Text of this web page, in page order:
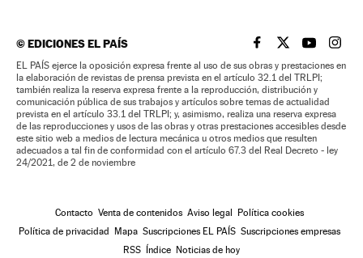
©EDICIONES EL PAÍS EL PAÍS BRASIL EN
EL PAÍSEL PAÍS
EL
EL PAÍS ejerce la oposición expresa frente al uso de sus obras y prestaciones en
la elaboración de revistas de prensa prevista en el artículo 32.1 del TRLPI;
también realiza la reserva expresa frente a la reproducción, distribución y
comunicación pública de sus trabajos y artículos sobre temas de actualidad
prevista en el artículo 33.1 del TRLPI; y, asimismo, realiza una reserva expresa
de las reproducciones y usos de las obras y otras prestaciones accesibles desde
este sitio web a medios de lectura mecánica u otros medios que resulten
adecuados a tal fin de conformidad con el artículo 67.3 del Real Decreto - ley
24/2021, de 2 de noviembre
Contacto Venta de contenidos Aviso legal Política cookies
Política de privacidad Mapa Suscripciones EL PAÍS Suscripciones empresas
RSS Índice Noticias de hoy